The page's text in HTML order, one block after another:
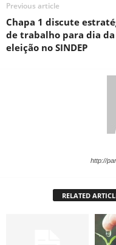
Previous article
Chapa 1 discute
de trabalho para dia da
eleição no SINDEP
http://
RELATED